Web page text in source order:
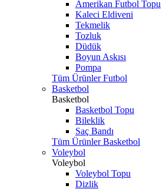
Amerikan Futbol Topu
Kaleci Eldiveni
Tekmelik
Tozluk
Düdük
Boyun Askısı
Pompa
Tüm Ürünler Futbol
Basketbol
Basketbol
Basketbol Topu
Bileklik
Saç Bandı
Tüm Ürünler Basketbol
Voleybol
Voleybol
Voleybol Topu
Dizlik